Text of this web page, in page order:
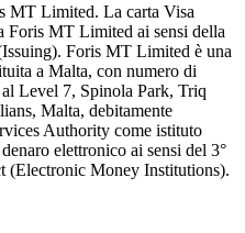
MT Limited. La carta Visa
Foris MT Limited ai sensi della
Foris MT Limited è una
a Malta, con numero di
Level 7, Spinola Park, Triq
Malta, debitamente
Authority come istituto
elettronico ai sensi del 3°
(Electronic Money Institutions).